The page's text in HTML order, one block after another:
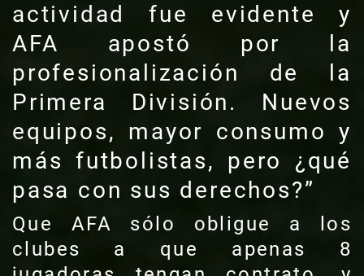
actividad fue evidente y
AFA apostó por la
profesionalización de la
Primera División. Nuevos
equipos, mayor consumo y
más futbolistas, pero ¿qué
pasa con sus derechos?”
Que AFA sólo obligue a los
clubes a que apenas 8